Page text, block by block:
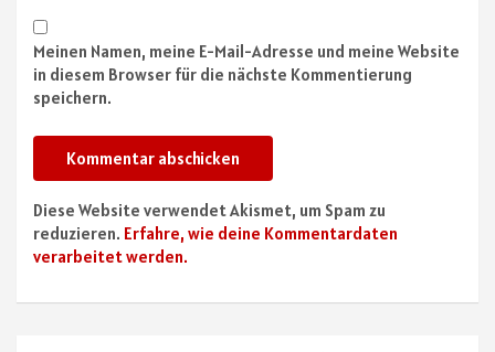
Meinen Namen, meine E-Mail-Adresse und meine Website
in diesem Browser für die nächste Kommentierung
speichern.
Diese Website verwendet Akismet, um Spam zu
reduzieren. Erfahre, wie deine Kommentardaten
verarbeitet werden.